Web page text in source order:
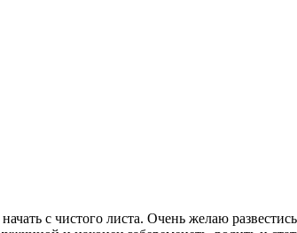
с чистого листа. Очень желаю